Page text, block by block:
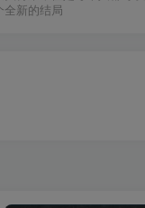
全新的结局